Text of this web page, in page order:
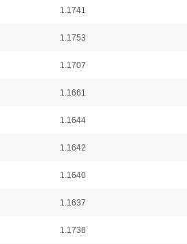
1.1741
1.1753
1.1707
1.1661
1.1644
1.1642
1.1640
1.1637
1.1738